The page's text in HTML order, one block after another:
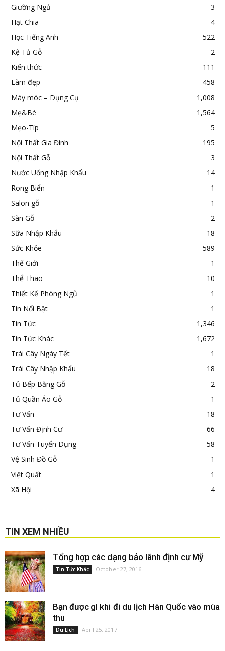
Giường Ngủ
3
Hạt Chia
4
Học Tiếng Anh
522
Kệ Tủ Gỗ
2
Kiến thức
111
Làm đẹp
458
Máy móc – Dụng Cụ
1,008
Mẹ&Bé
1,564
Mẹo-Típ
5
Nội Thất Gia Đình
195
Nội Thất Gỗ
3
Nước Uống Nhập Khẩu
14
Rong Biển
1
Salon gỗ
1
Sàn Gỗ
2
Sữa Nhập Khẩu
18
Sức Khỏe
589
Thế Giới
1
Thể Thao
10
Thiết Kế Phòng Ngủ
1
Tin Nổi Bật
1
Tin Tức
1,346
Tin Tức Khác
1,672
Trái Cây Ngày Tết
1
Trái Cây Nhập Khẩu
18
Tủ Bếp Bằng Gỗ
2
Tủ Quần Áo Gỗ
1
Tư Vấn
18
Tư Vấn Định Cư
66
Tư Vấn Tuyển Dụng
58
Vệ Sinh Đồ Gỗ
1
Việt Quất
1
Xã Hội
4
TIN XEM NHIỀU
Tổng hợp các dạng bảo lãnh định cư Mỹ
Tin Tức Khác October 27, 2016
Bạn được gì khi đi du lịch Hàn Quốc vào mùa
thu
Du Lịch April 25, 2017